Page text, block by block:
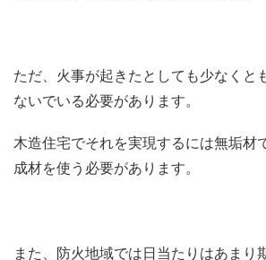
ただ、火事が起きたとしても少なくと
ないでいる必要があります。
木造住宅でそれを実現するには無垢材
成材を使う必要があります。
また、防火地域では日当たりはあまり